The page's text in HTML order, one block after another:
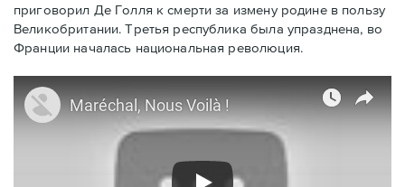
приговорил Де Голля к смерти за измену родине в пользу
Великобритании. Третья республика была упразднена, во
Франции началась национальная революция.